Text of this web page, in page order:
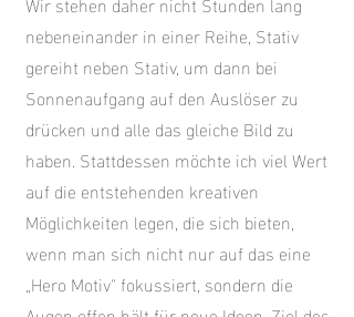
nebeneinander in einer Reihe, Stativ
gereiht neben Stativ, um dann bei
Sonnenaufgang auf den Auslöser zu
drücken und alle das gleiche Bild zu
haben. Stattdessen möchte ich viel Wert
auf die entstehenden kreativen
Möglichkeiten legen, die sich bieten,
wenn man sich nicht nur auf das eine
„Hero Motiv" fokussiert, sondern die